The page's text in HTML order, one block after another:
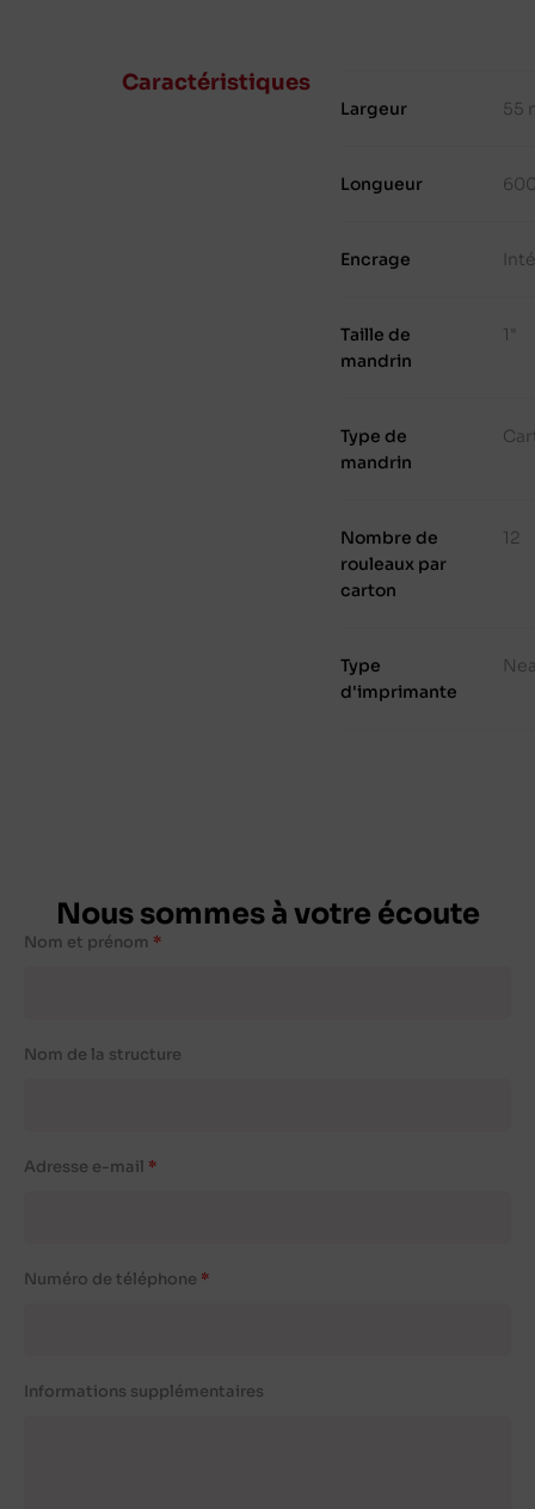
Caractéristiques
Largeur 55
Longueur
Encrage
Taille de
mandrin
1"
Type de
mandrin
Nombre de
rouleaux par
carton
12
Type
d'imprimante
Nous sommes à votre écoute
Nom et prénom
Nom de la structure
Adresse e-mail
Numéro de téléphone
Informations supplémentaires